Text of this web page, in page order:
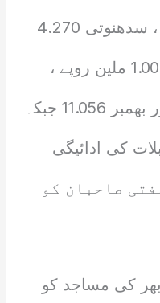
روپے، باغ 10.378ملین روپے ، سدھنوتی 4.270
ملین روپے ، حویلی کہوٹہ 1.004 ملین روپے ،
میرپور 23.611 ملین روپے اور بھمبر 11.056 جبکہ
کی ادائیگی
مفتی صاحبان کو
کی مساجد کو